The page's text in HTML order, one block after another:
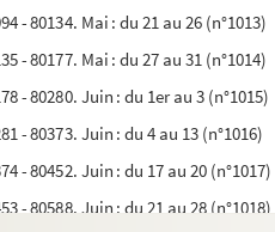
- 80134. Mai : du 21 au 26 (n°1013)
- 80177. Mai : du 27 au 31 (n°1014)
- 80280. Juin : du 1er au 3 (n°1015)
- 80373. Juin : du 4 au 13 (n°1016)
- 80452. Juin : du 17 au 20 (n°1017)
- 80588. Juin : du 21 au 28 (n°1018)